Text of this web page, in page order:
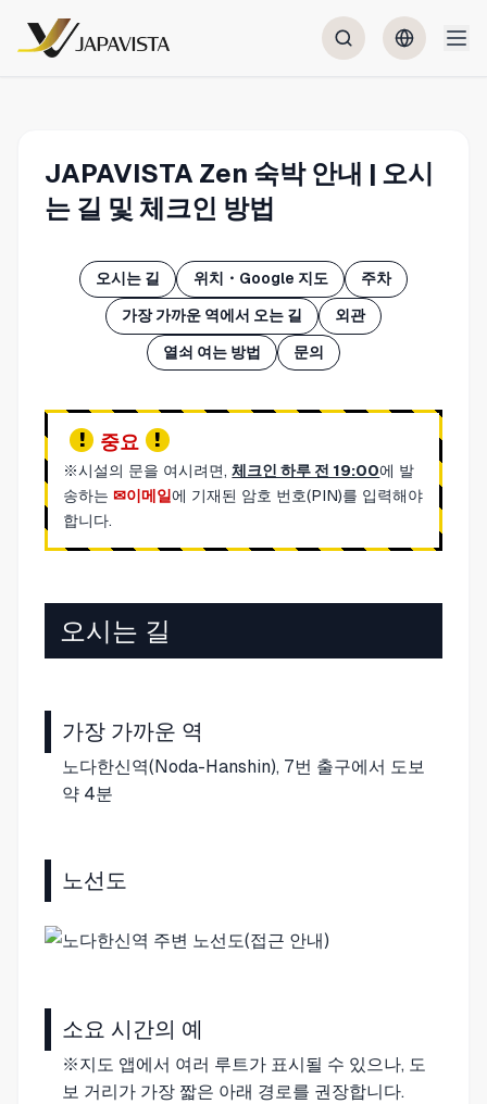
JAPAVISTA Zen 숙박 안내 | 오시
는 길 및 체크인 방법
오시는 길 위치・Google 지도 주차
가장 가까운 역에서 오는 길 외관
열쇠 여는 방법 문의
중요
※시설의 문을 여시려면,체크인 하루 전 19:00에 발
송하는
이메일에 기재된 암호 번호(PIN)를 입력해야
합니다.
오시는 길
가장 가까운 역
노다한신역(Noda-Hanshin), 7번 출구에서 도보
약 4분
노선도
소요 시간의 예
※지도 앱에서 여러 루트가 표시될 수 있으나, 도
보 거리가 가장 짧은 아래 경로를 권장합니다.